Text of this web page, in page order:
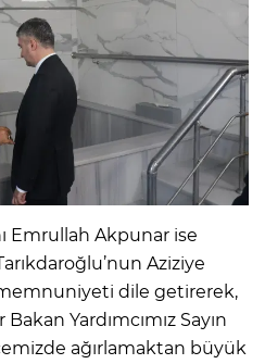
Emrullah Akpunar ise
Aziziye
dile getirerek,
Yardımcımız Sayın
ağırlamaktan büyük